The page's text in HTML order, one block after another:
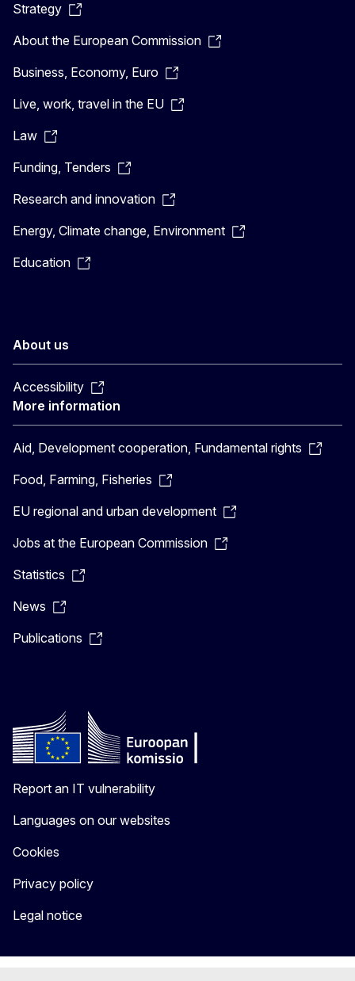
Strategy
About the European Commission
Business, Economy, Euro
Live, work, travel in the EU
Law
Funding, Tenders
Research and innovation
Energy, Climate change, Environment
Education
About us
Accessibility
More information
Aid, Development cooperation, Fundamental rights
Food, Farming, Fisheries
EU regional and urban development
Jobs at the European Commission
Statistics
News
Publications
Report an IT vulnerability
Languages on our websites
Cookies
Privacy policy
Legal notice